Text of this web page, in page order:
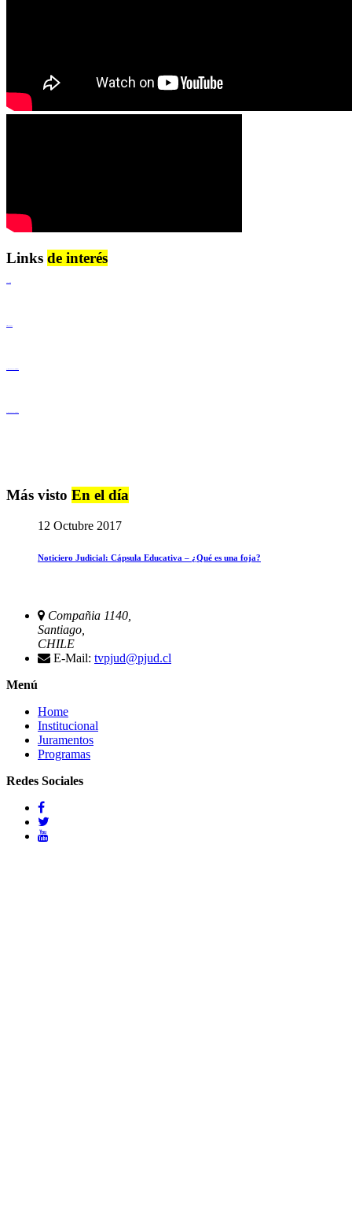
Links de interés
Más visto En el día
12 Octubre 2017
Noticiero Judicial: Cápsula Educativa – ¿Qué es una foja?
Compañia 1140,
Santiago,
CHILE
E-Mail: tvpjud@pjud.cl
Menú
Home
Institucional
Juramentos
Programas
Redes Sociales